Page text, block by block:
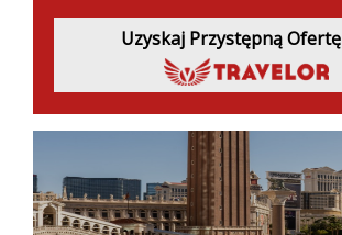
Uzyskaj Przystępną Ofertę